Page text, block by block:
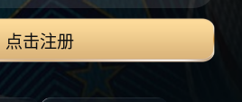
点击注册